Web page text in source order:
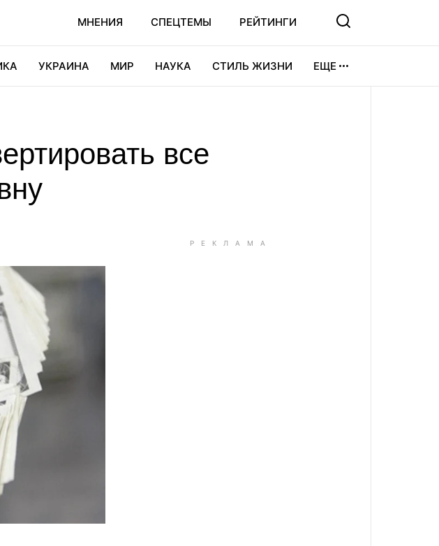
МНЕНИЯ СПЕЦТЕМЫ РЕЙТИНГИ
УКРАИНА МИР НАУКА СТИЛЬ ЖИЗНИ ЕЩЕ
все